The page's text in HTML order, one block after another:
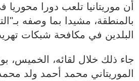
أن موريتانيا تلعب دورا محوريا
بالمنطقة، مشيدا بما وصفه
البلدين في مكافحة شبكات
جاء ذلك خلال لقائه، الخميس،
الموريتاني محمد أحمد ولد